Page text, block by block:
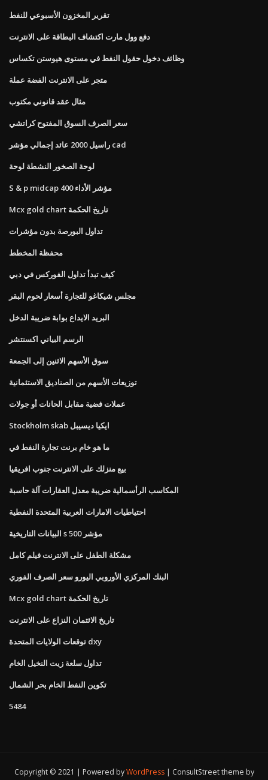
تقرير المخزون الأسبوعي للنفط
دفع وول مارت اكتشاف البطاقة على الانترنت
وظائف دخول حقول النفط في مستوى هيوستن تكساس
متجر على الانترنت الفضة عملة
مثال عقد قانوني مكتوب
سعر الصرف السوق المفتوح كراتشي
راسيل 2000 عائد إجمالي مؤشر cad
لوحة الصخور النشطة لوحة
S & p midcap 400 مؤشر الأداء
Mcx gold chart تاريخ الحكمة
تداول البورصة بدون مؤشرات
محفظة المخطط
كيف تبدأ تداول الفوركس في دبي
مجلس شيكاغو للتجارة أسعار لحوم البقر
البريد الايداع بوابة ضريبة الدخل
الرسم البياني اكسنتشر
سوق الأسهم الاثنين إلى الجمعة
توزيعات الأسهم من الصناديق الاستئمانية
عملات فضية مقابل الحانات أو جولات
Stockholm skab ايكيا ديسيبل
ما هو خام برنت تجارة النفط في
بيع منزلك على الانترنت جنوب افريقيا
المكاسب الرأسمالية ضريبة معدل العقارات آلة حاسبة
احتياطيات الامارات العربية المتحدة النفطية
البيانات التاريخية s 500 مؤشر
مشكلة الطفل على الانترنت فيلم كامل
البنك المركزي الأوروبي اليورو سعر الصرف الفوري
Mcx gold chart تاريخ الحكمة
تاريخ الائتمان النزاع على الانترنت
توقعات الولايات المتحدة dxy
تداول سلعة زيت النخيل الخام
تكوين النفط الخام بحر الشمال
5484
Copyright © 2021 | Powered byWordPress
ConsultStreet theme by